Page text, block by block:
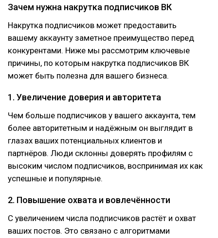
Зачем нужна накрутка подписчиков ВК
Накрутка подписчиков может предоставить
вашему аккаунту заметное преимущество перед
конкурентами. Ниже мы рассмотрим ключевые
причины, по которым накрутка подписчиков ВК
может быть полезна для вашего бизнеса.
1. Увеличение доверия и авторитета
Чем больше подписчиков у вашего аккаунта, тем
более авторитетным и надёжным он выглядит в
глазах ваших потенциальных клиентов и
партнёров. Люди склонны доверять профилям с
высоким числом подписчиков, воспринимая их как
успешные и популярные.
2. Повышение охвата и вовлечённости
С увеличением числа подписчиков растёт и охват
ваших постов. Это связано с алгоритмами